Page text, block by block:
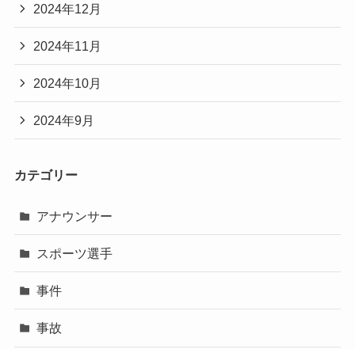
2024年12月
2024年11月
2024年10月
2024年9月
カテゴリー
アナウンサー
スポーツ選手
事件
事故